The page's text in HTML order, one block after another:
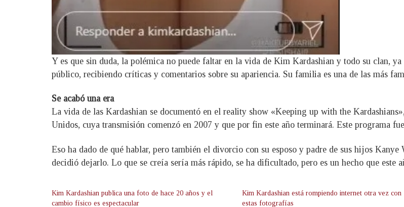
Y es que sin duda, la polémica no puede faltar en la vida de Kim Kardashian y todo su clan,
público, recibiendo críticas y comentarios sobre su apariencia. Su familia es una de las más
Se acabó una era
La vida de las Kardashian se documentó en el reality show «Keeping up with the
Unidos, cuya transmisión comenzó en 2007 y que por fin este año terminará. Este programa
Eso ha dado de qué hablar, pero también el divorcio con su esposo y padre de sus hijos
decidió dejarlo. Lo que se creía sería más rápido, se ha dificultado, pero es un hecho que este
Kim Kardashian publica una foto de hace 20 años y el
cambio físico es espectacular
Kim Kardashian está rompiendo internet otra vez con
estas fotografías